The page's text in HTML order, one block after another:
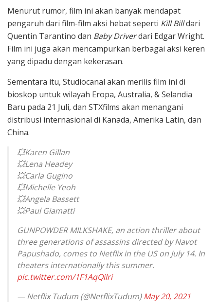
Menurut rumor, film ini akan banyak mendapat
pengaruh dari film-film aksi hebat seperti Kill Billdari
Quentin Tarantino dan Baby Driverdari Edgar Wright.
Film ini juga akan mencampurkan berbagai aksi keren
yang dipadu dengan kekerasan.
Sementara itu, Studiocanal akan merilis film ini di
bioskop untuk wilayah Eropa, Australia, & Selandia
Baru pada 21 Juli, dan STXfilms akan menangani
distribusi internasional di Kanada, Amerika Latin, dan
China.
💥Karen Gillan
💥Lena Headey
💥Carla Gugino
💥Michelle Yeoh
💥Angela Bassett
💥Paul Giamatti
GUNPOWDER MILKSHAKE, an action thriller about
three generations of assassins directed by Navot
Papushado, comes to Netflix in the US on July 14. In
theaters internationally this summer.
pic.twitter.com/1F1AqQilri
— Netflix Tudum (@NetflixTudum)May 20, 2021